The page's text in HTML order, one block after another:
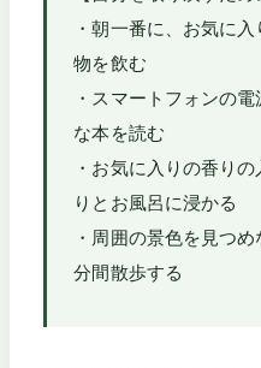
・朝一番に、お気に
物を飲む
・スマートフォンの
な本を読む
・お気に入りの香り
りとお風呂に浸かる
・周囲の景色を見つ
分間散歩する